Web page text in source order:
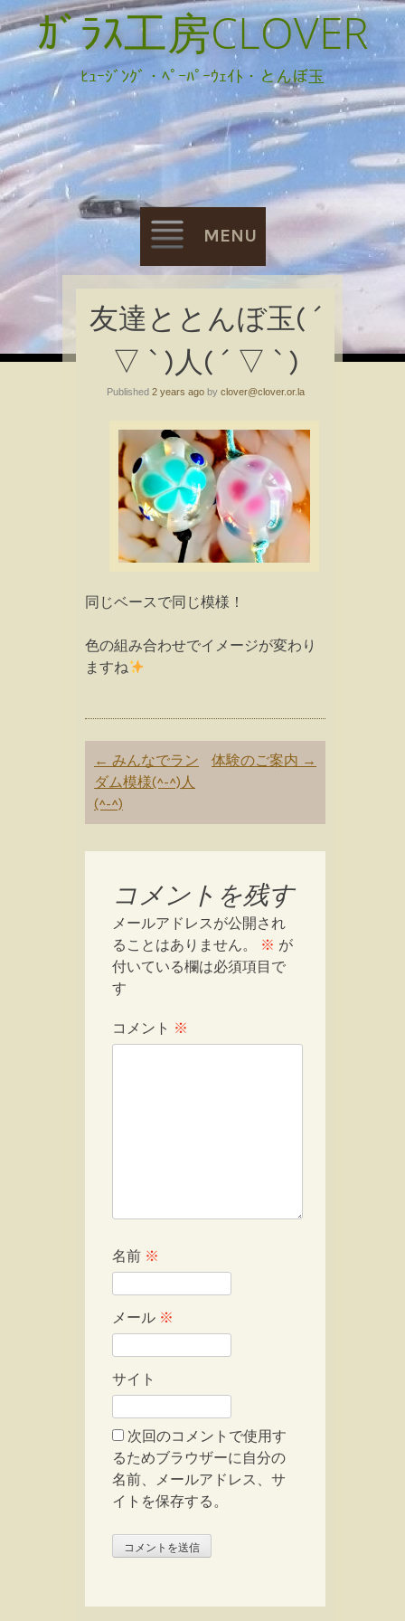
ｶﾞﾗｽ工房CLOVER
ﾋｭｰｼﾞﾝｸﾞ・ﾍﾟｰﾊﾟｰｳｪｲﾄ・とんぼ玉
MENU
Skip
to
content
友達ととんぼ玉( ´
▽ ` )人( ´ ▽ ` )
Published 2 years agoby clover@clover.or.la
同じベースで同じ模様！
色の組み合わせでイメージが変わり
ますね
Post
navigation
← みんなでラン
ダム模様(^-^)人
(^-^)
体験のご案内 →
コメントを残す
メールアドレスが公開され
ることはありません。
※ が
付いている欄は必須項目で
す
コメント ※
名前 ※
メール ※
サイト
次回のコメントで使用す
るためブラウザーに自分の
名前、メールアドレス、サ
イトを保存する。